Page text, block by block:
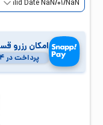
امکان رزرو
پرداخت در ۴ قسط